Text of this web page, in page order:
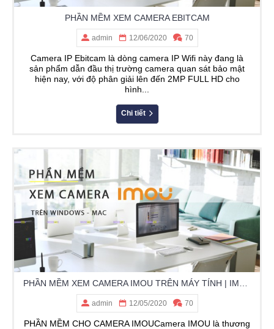
PHẦN MỀM XEM CAMERA EBITCAM
admin 12/06/2020 70
Camera IP Ebitcam là dòng camera IP Wifi này đang là
sản phẩm dẫn đầu thị trường camera quan sát bảo mật
hiện nay, với độ phân giải lên đến 2MP FULL HD cho
hình...
Chi tiết
admin 12/05/2020 70
PHẦN MỀM CHO CAMERA IMOUCamera IMOU là thương